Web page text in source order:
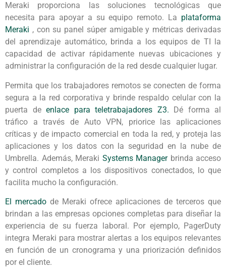
Meraki proporciona las soluciones tecnológicas que
necesita para apoyar a su equipo remoto. La plataforma
Meraki , con su panel súper amigable y métricas derivadas
del aprendizaje automático, brinda a los equipos de TI la
capacidad de activar rápidamente nuevas ubicaciones y
administrar la configuración de la red desde cualquier lugar.
Permita que los trabajadores remotos se conecten de forma
segura a la red corporativa y brinde respaldo celular con la
puerta de enlace para teletrabajadores Z3. Dé forma al
tráfico a través de Auto VPN, priorice las aplicaciones
críticas y de impacto comercial en toda la red, y proteja las
aplicaciones y los datos con la seguridad en la nube de
Umbrella. Además, Meraki Systems Managerbrinda acceso
y control completos a los dispositivos conectados, lo que
facilita mucho la configuración.
El mercado de Meraki ofrece aplicaciones de terceros que
brindan a las empresas opciones completas para diseñar la
experiencia de su fuerza laboral. Por ejemplo, PagerDuty
integra Meraki para mostrar alertas a los equipos relevantes
en función de un cronograma y una priorización definidos
por el cliente.